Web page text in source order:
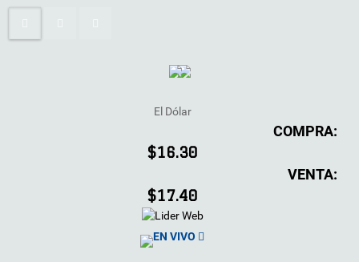
El Dólar
COMPRA:
$16.30
VENTA:
$17.40
EN VIVO